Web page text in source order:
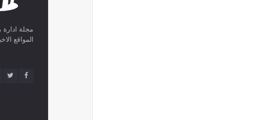
مجلة ادارة
المواقع